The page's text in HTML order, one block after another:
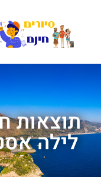
תוצאות
לילה